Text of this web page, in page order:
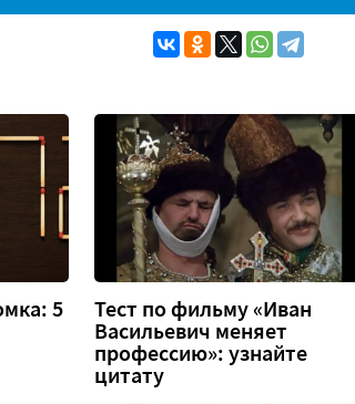
5
Тест по фильму «Иван
Васильевич меняет
профессию»: узнайте
цитату